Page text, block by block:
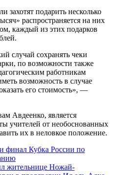
захотят подарить несколько
распространяется на них
каждый из этих подарков
случай сохранять чеки
по возможности также
работникам
возможность в случае
его стоимость», —
Авдеенко, является
учителей от необоснованных
их в неловкое положение.
финал Кубка России по
жительнице Ножай-